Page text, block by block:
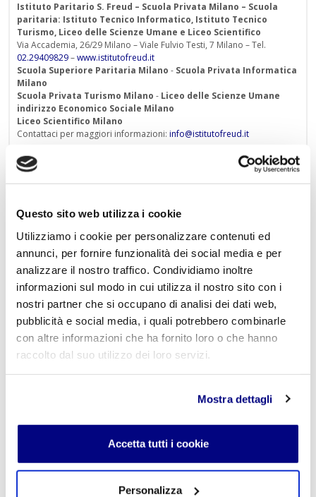
Questo sito web utilizza i cookie
Utilizziamo i cookie per personalizzare contenuti ed
annunci, per fornire funzionalità dei social media e per
analizzare il nostro traffico. Condividiamo inoltre
informazioni sul modo in cui utilizza il nostro sito con i
nostri partner che si occupano di analisi dei dati web,
pubblicità e social media, i quali potrebbero combinarle
con altre informazioni che ha fornito loro o che hanno
raccolto dal suo utilizzo dei loro servizi.
Mostra dettagli
Accetta tutti i cookie
Personalizza
Istituto Paritario S. Freud – Scuola Privata Milano – Scuola
paritaria: Istituto Tecnico Informatico, Istituto Tecnico
Turismo, Liceo delle Scienze Umane e Liceo Scientifico
Via Accademia, 26/29 Milano – Viale Fulvio Testi, 7 Milano – Tel.
02.29409829–www.istitutofreud.it
Scuola Superiore Paritaria Milano - Scuola Privata Informatica
Milano
Scuola Privata Turismo Milano - Liceo delle Scienze Umane
indirizzo Economico Sociale Milano
Liceo Scientifico Milano
Contattaci per maggiori informazioni: info@istitutofreud.it
I commenti
ROBERTO BUSSADORI
È un ambiente che favorisce la motivazione e la voglia di imparare
CATALDO ANTONIO
Una realtà educativa seria e attenta. Abbiamo sempre trovato
disponibilità e grande professionalità
Mi porto via tanti ricordi positivi e la consapevolezza di aver ricevuto
una preparazione solida. Gli insegnanti sono stati sempre disponibili